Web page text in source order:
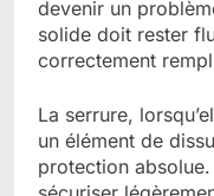
devenir un
solide doit rester
correctement
La serrure,
un élément de
protection